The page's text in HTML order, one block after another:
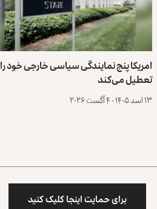
امریکا پنج نمایندگی سیاسی خارجی خود را
تعطیل می‌کند
۱۳ اسد ۱۴۰۵ - ۴ آگست ۲۰۲۶
برای حمایت اینجا کلیک کنید